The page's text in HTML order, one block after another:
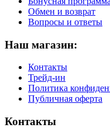
Обмен и возврат
Вопросы и ответы
Наш магазин:
Контакты
Трейд-ин
Политика
Публичная оферта
Контакты